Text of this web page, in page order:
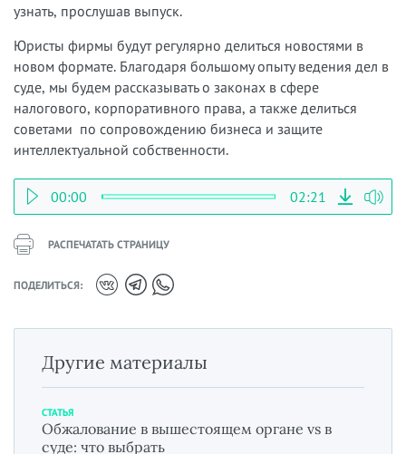
узнать, прослушав выпуск.
Юристы фирмы будут регулярно делиться новостями в
новом формате. Благодаря большому опыту ведения дел в
суде, мы будем рассказывать о законах в сфере
налогового, корпоративного права, а также делиться
советами по сопровождению бизнеса и защите
интеллектуальной собственности.
00:00 02:21
РАСПЕЧАТАТЬ СТРАНИЦУ
ПОДЕЛИТЬСЯ:
Другие материалы
СТАТЬЯ
Обжалование в вышестоящем органе vs в
суде: что выбрать